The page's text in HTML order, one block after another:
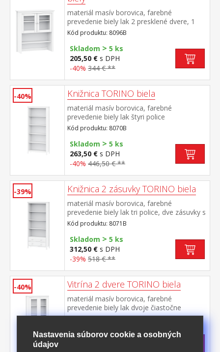
materiál masív borovica, farebné
prevedenie biely lak 2 presklené dvere, 1
polica nadstavec príborníka 8095B
Kód produktu: 8096B
Skladom > 5 ks
205,50 € s DPH
-40% 344 € **
-40% Knižnica TORINO biela
materiál masív borovica, farebné
prevedenie biely lak štyri police
Kód produktu: 8070B
Skladom > 5 ks
263,50 € s DPH
-40% 446,50 € **
-39% Knižnica 2 zásuvky TORINO biela
materiál masív borovica, farebné
prevedenie biely lak tri police, dve zásuvky s
kovovými pojazdmi
Kód produktu: 8071B
Skladom > 5 ks
312,50 € s DPH
-39% 518 € **
-40% Vitrína 2 dvere TORINO biela
materiál masív borovica, farebné
prevedenie biely lak dvoje čiastočne
presklené dvere, štyri police
Skladom: 12.10.2026
Nastavenia súborov cookie a osobných
údajov